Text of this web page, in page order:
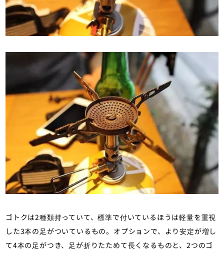
ゴトクは2種類持っていて、標準で付いているほうは軽量を重視
した3本の足がついているもの。オプションで、より安定が増し
て4本の足がつき、足が折りたためて長くなるものと、2つのゴ